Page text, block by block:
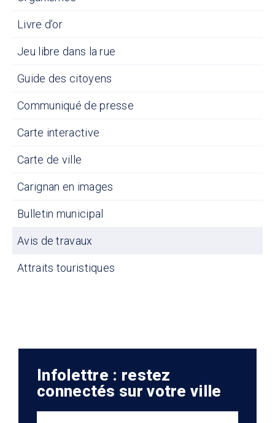
Livre d’or
Jeu libre dans la rue
Guide des citoyens
Communiqué de presse
Carte interactive
Carte de ville
Carignan en images
Bulletin municipal
Avis de travaux
Attraits touristiques
Infolettre : restez
connectés sur votre ville